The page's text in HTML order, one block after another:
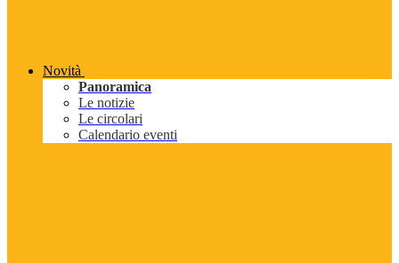
Novità
Panoramica
Le notizie
Le circolari
Calendario eventi